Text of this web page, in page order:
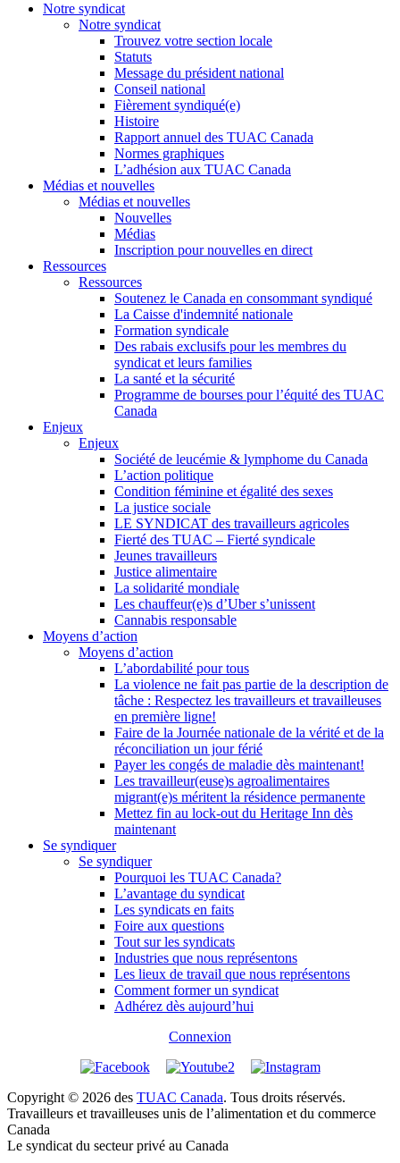
Notre syndicat
Notre syndicat
Trouvez votre section locale
Statuts
Message du président national
Conseil national
Fièrement syndiqué(e)
Histoire
Rapport annuel des TUAC Canada
Normes graphiques
L’adhésion aux TUAC Canada
Médias et nouvelles
Médias et nouvelles
Nouvelles
Médias
Inscription pour nouvelles en direct
Ressources
Ressources
Soutenez le Canada en consommant syndiqué
La Caisse d'indemnité nationale
Formation syndicale
Des rabais exclusifs pour les membres du
syndicat et leurs families
La santé et la sécurité
Programme de bourses pour l’équité des TUAC
Canada
Enjeux
Enjeux
Société de leucémie & lymphome du Canada
L’action politique
Condition féminine et égalité des sexes
La justice sociale
LE SYNDICAT des travailleurs agricoles
Fierté des TUAC – Fierté syndicale
Jeunes travailleurs
Justice alimentaire
La solidarité mondiale
Les chauffeur(e)s d’Uber s’unissent
Cannabis responsable
Moyens d’action
Moyens d’action
L’abordabilité pour tous
La violence ne fait pas partie de la description de
tâche : Respectez les travailleurs et travailleuses
en première ligne!
Faire de la Journée nationale de la vérité et de la
réconciliation un jour férié
Payer les congés de maladie dès maintenant!
Les travailleur(euse)s agroalimentaires
migrant(e)s méritent la résidence permanente
Mettez fin au lock-out du Heritage Inn dès
maintenant
Se syndiquer
Se syndiquer
Pourquoi les TUAC Canada?
L’avantage du syndicat
Les syndicats en faits
Foire aux questions
Tout sur les syndicats
Industries que nous représentons
Les lieux de travail que nous représentons
Comment former un syndicat
Adhérez dès aujourd’hui
Connexion
Copyright © 2026 des TUAC Canada. Tous droits réservés.
Travailleurs et travailleuses unis de l’alimentation et du commerce
Canada
Le syndicat du secteur privé au Canada